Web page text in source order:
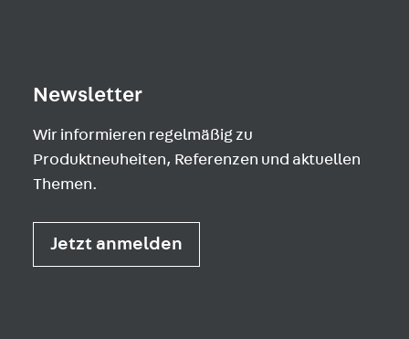
Newsletter
Wir informieren regelmäßig zu
Produktneuheiten, Referenzen und aktuellen
Themen.
Jetzt anmelden